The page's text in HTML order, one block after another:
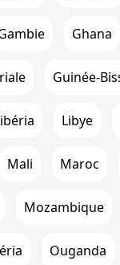
Ghana
Guinée-
Libye
Mali Maroc
Mozambique
Ouganda